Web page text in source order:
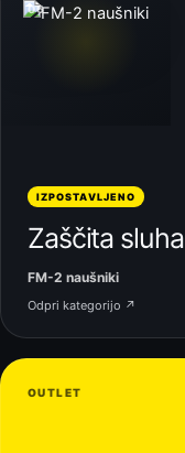
06
IZPOSTAVLJENO
Zaščita sluha
FM-2 naušniki
Odpri kategorijo ↗
OUTLET